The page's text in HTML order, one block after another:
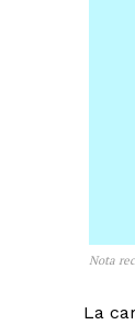
Nota
La